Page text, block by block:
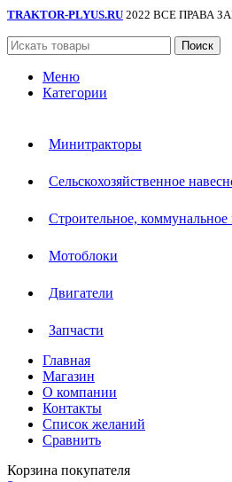
TRAKTOR-PLYUS.RU 2022 ВСЕ ПРАВА
Поиск
Меню
Категории
Минитракторы
Сельскохозяйственное
Строительное, коммунальное
Мотоблоки
Двигатели
Запчасти
Главная
Магазин
О компании
Контакты
Список желаний
Сравнить
Корзина покупателя